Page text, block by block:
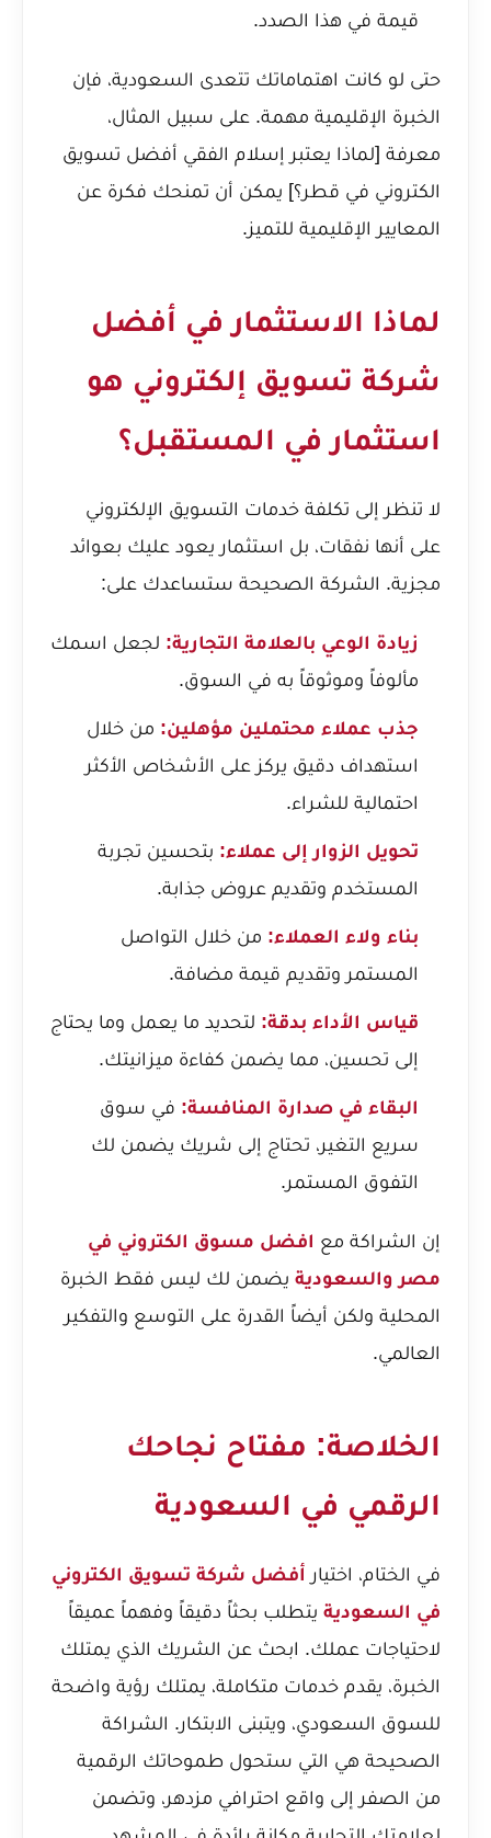
قيمة في هذا الصدد.
حتى لو كانت اهتماماتك تتعدى السعودية، فإن
الخبرة الإقليمية مهمة. على سبيل المثال،
معرفة [لماذا يعتبر إسلام الفقي أفضل تسويق
الكتروني في قطر؟] يمكن أن تمنحك فكرة عن
المعايير الإقليمية للتميز.
لماذا الاستثمار في أفضل
شركة تسويق إلكتروني هو
استثمار في المستقبل؟
لا تنظر إلى تكلفة خدمات التسويق الإلكتروني
على أنها نفقات، بل استثمار يعود عليك بعوائد
مجزية. الشركة الصحيحة ستساعدك على:
زيادة الوعي بالعلامة التجارية: لجعل اسمك
مألوفاً وموثوقاً به في السوق.
جذب عملاء محتملين مؤهلين: من خلال
استهداف دقيق يركز على الأشخاص الأكثر
احتمالية للشراء.
تحويل الزوار إلى عملاء: بتحسين تجربة
المستخدم وتقديم عروض جذابة.
بناء ولاء العملاء: من خلال التواصل
المستمر وتقديم قيمة مضافة.
قياس الأداء بدقة: لتحديد ما يعمل وما يحتاج
إلى تحسين، مما يضمن كفاءة ميزانيتك.
البقاء في صدارة المنافسة: في سوق
سريع التغير، تحتاج إلى شريك يضمن لك
التفوق المستمر.
إن الشراكة مع افضل مسوق الكتروني في
مصر والسعودية يضمن لك ليس فقط الخبرة
المحلية ولكن أيضاً القدرة على التوسع والتفكير
العالمي.
الخلاصة: مفتاح نجاحك
الرقمي في السعودية
في الختام، اختيار أفضل شركة تسويق الكتروني
في السعودية يتطلب بحثاً دقيقاً وفهماً عميقاً
لاحتياجات عملك. ابحث عن الشريك الذي يمتلك
الخبرة، يقدم خدمات متكاملة، يمتلك رؤية واضحة
للسوق السعودي، ويتبنى الابتكار. الشراكة
الصحيحة هي التي ستحول طموحاتك الرقمية
من الصفر إلى واقع احترافي مزدهر، وتضمن